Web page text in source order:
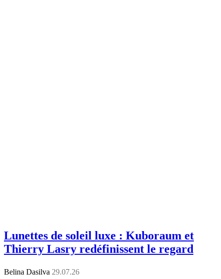
Lunettes de soleil luxe : Kuboraum et
Thierry Lasry redéfinissent le regard
Belina Dasilva 29.07.26